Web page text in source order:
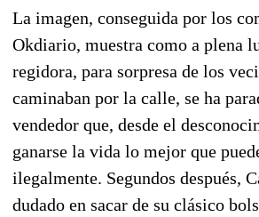
La imagen, conseguida por los
Okdiario, muestra como a plena
regidora, para sorpresa de los
caminaban por la calle, se ha
vendedor que, desde el
ganarse la vida lo mejor que
ilegalmente. Segundos después,
dudado en sacar de su clásico